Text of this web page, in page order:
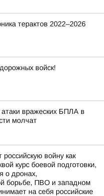
терактов 2022–2026
войск!
вражеских БПЛА в
молчат
российскую войну как
курс боевой подготовки,
о дронах,
борьбе, ПВО и западном
на себя российские